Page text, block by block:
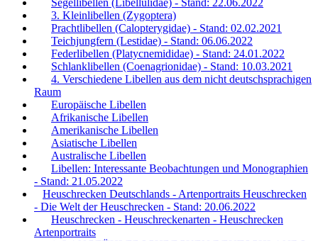
Segellibellen (Libellulidae) - Stand: 22.06.2022
3. Kleinlibellen (Zygoptera)
Prachtlibellen (Calopterygidae) - Stand: 02.02.2021
Teichjungfern (Lestidae) - Stand: 06.06.2022
Federlibellen (Platycnemididae) - Stand: 24.01.2022
Schlanklibellen (Coenagrionidae) - Stand: 10.03.2021
4. Verschiedene Libellen aus dem nicht deutschsprachigen
Raum
Europäische Libellen
Afrikanische Libellen
Amerikanische Libellen
Asiatische Libellen
Australische Libellen
Libellen: Interessante Beobachtungen und Monographien
- Stand: 21.05.2022
Heuschrecken Deutschlands - Artenportraits Heuschrecken
- Die Welt der Heuschrecken - Stand: 20.06.2022
Heuschrecken - Heuschreckenarten - Heuschrecken
Artenportraits